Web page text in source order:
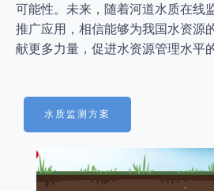
可能性。未来，随着河道水质在线
推广应用，相信能够为我国水资源
献更多力量，促进水资源管理水平
水质监测方案